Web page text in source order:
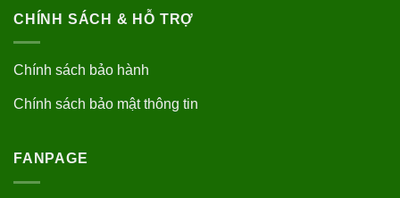
CHÍNH SÁCH & HỖ TRỢ
Chính sách bảo hành
Chính sách bảo mật thông tin
FANPAGE